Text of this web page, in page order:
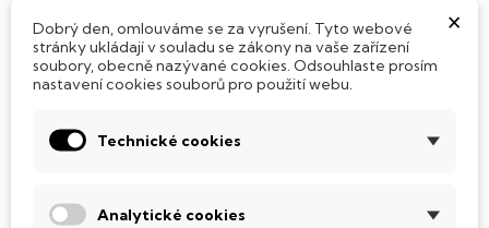
SSD Disk
diskem, který na rozdíl od starších magnetických HDD
k mechanickému poškození. Díky použití elektronické
×
Dobrý den, omlouváme se za vyrušení. Tyto webové
stránky ukládají v souladu se zákony na vaše zařízení
soubory, obecně nazývané cookies. Odsouhlaste prosím
nastavení cookies souborů pro použití webu.
Technické cookies
Analytické cookies